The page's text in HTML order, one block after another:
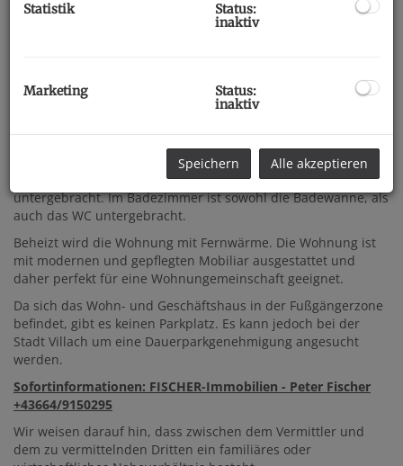
Beschreibung
dieser Fläche sind 3 Schlafzimmer, ein kleinerer
Gemeinschaftsraum, sowie eine große Wohnküche
untergebracht. Im Badezimmer ist sowohl die Badewanne, als
auch das WC untergebracht.
Beheizt wird die Wohnung mit Fernwärme. Die Wohnung ist
mit modernen und gepflegten Mobiliar ausgestattet und
daher perfekt für eine Wohnungemeinschaft geeignet.
Da sich das Wohn- und Geschäftshaus in der Fußgängerzone
befindet, gibt es keinen Parkplatz. Es kann jedoch bei der
Stadt Villach um eine Dauerparkgenehmigung angesucht
werden.
Sofortinformationen: FISCHER-Immobilien - Peter Fischer
+43664/9150295
Wir weisen darauf hin, dass zwischen dem Vermittler und
dem zu vermittelnden Dritten ein familiäres oder
Statistik
Status:
inaktiv
Marketing
Status:
inaktiv
Speichern Alle akzeptieren